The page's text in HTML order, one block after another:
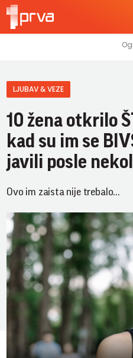
LJUBAV & VEZE
10 žena otkrilo
kad su im se
javili posle
Ovo im zaista nije trebalo...